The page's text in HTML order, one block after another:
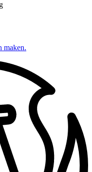
maken.